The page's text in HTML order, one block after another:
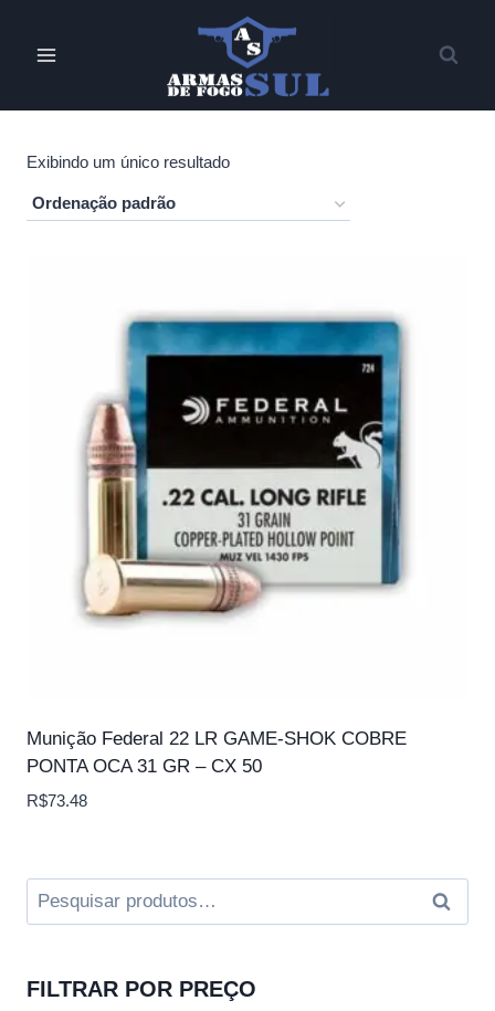
Exibindo um único resultado
Munição Federal 22 LR GAME-SHOK COBRE
PONTA OCA 31 GR – CX 50
R$73.48
Pesquisar
por:
FILTRAR POR PREÇO